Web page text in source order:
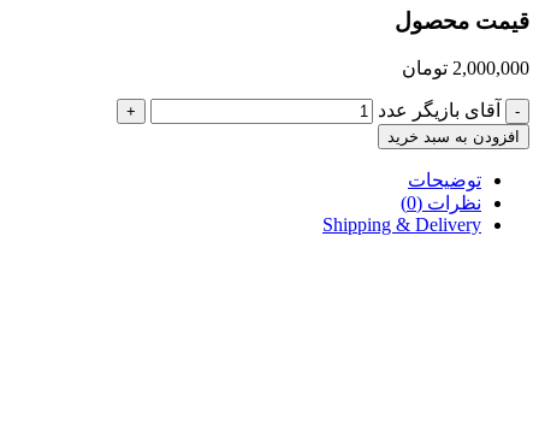
قیمت محصول
2,000,000 تومان
- آقای بازیگر عدد
+
افزودن به سبد خرید
توضیحات
نظرات (0)
Shipping & Delivery